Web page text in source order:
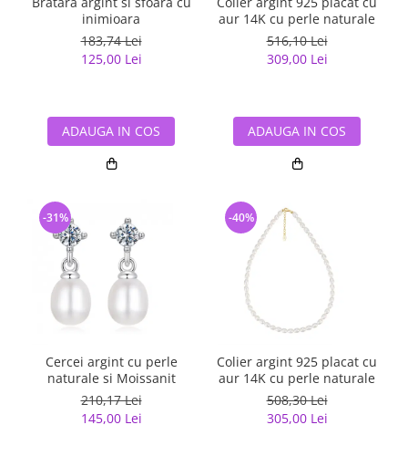
inimioara
183,74 Lei
125,00 Lei
ADAUGA IN COS
Cercei argint cu perle
naturale si Moissanit
210,17 Lei
145,00 Lei
-31%
aur 14K cu perle naturale
516,10 Lei
309,00 Lei
ADAUGA IN COS
Colier argint 925 placat cu
aur 14K cu perle naturale
508,30 Lei
305,00 Lei
-40%